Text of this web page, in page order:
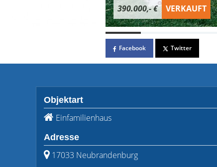
390.000,- € VERKAUFT
Facebook Twitter
Objektart
Einfamilienhaus
Adresse
17033 Neubrandenburg